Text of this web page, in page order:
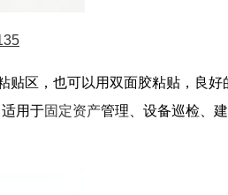
贴区，也可以用双面胶粘贴，良好
用于固定资产管理、设备巡检、